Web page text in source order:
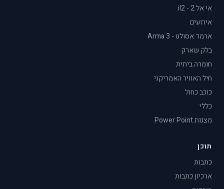
אי אל 2 - il2
אירועים
ארמד אסולט - Arma 3
בלק שארק
חומרה ביתית
חיל האוויר האמריקני
כוכב כחול
כללי
מצגות Power Point
תוכן
כתבות
ארכיון כתבות